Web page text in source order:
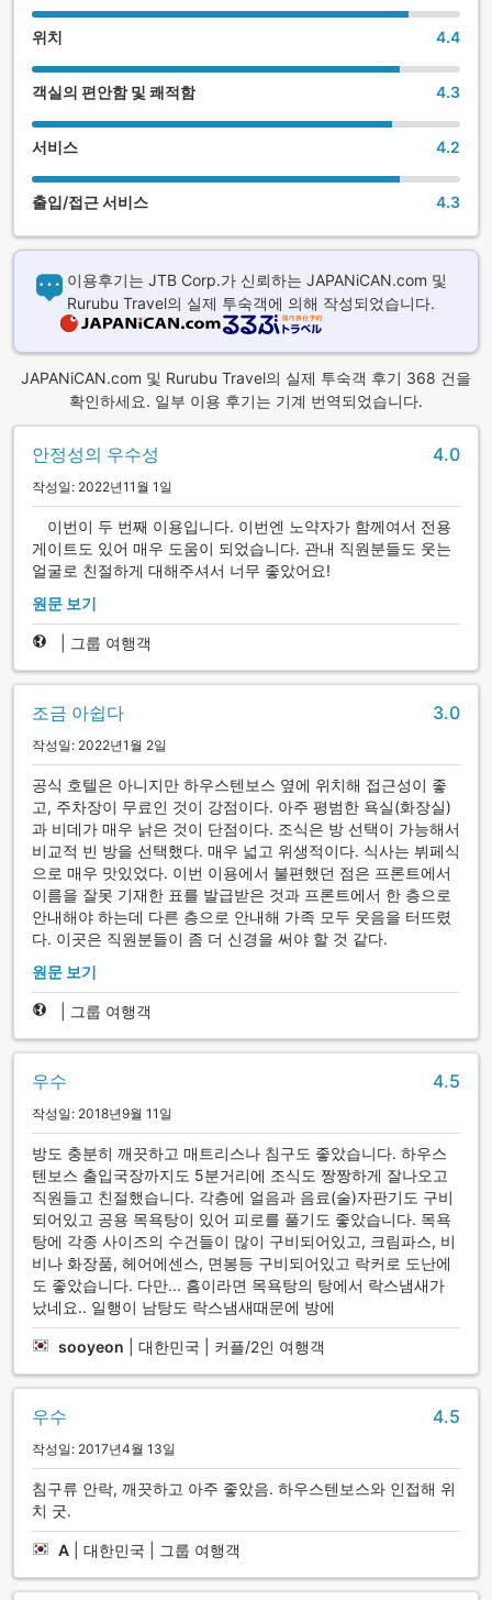
위치 4.4
객실의 편안함 및 쾌적함 4.3
서비스 4.2
출입/접근 서비스 4.3
이용후기는 JTB Corp.가 신뢰하는 JAPANiCAN.com 및
Rurubu Travel의 실제 투숙객에 의해 작성되었습니다.
JAPANiCAN.com 및 Rurubu Travel의 실제 투숙객 후기 368 건을
확인하세요. 일부 이용 후기는 기계 번역되었습니다.
안정성의 우수성 4.0
작성일: 2022년11월 1일
이번이 두 번째 이용입니다. 이번엔 노약자가 함께여서 전용
게이트도 있어 매우 도움이 되었습니다. 관내 직원분들도 웃는
얼굴로 친절하게 대해주셔서 너무 좋았어요!
원문 보기
그룹 여행객
조금 아쉽다 3.0
작성일: 2022년1월 2일
공식 호텔은 아니지만 하우스텐보스 옆에 위치해 접근성이 좋
고, 주차장이 무료인 것이 강점이다. 아주 평범한 욕실(화장실)
과 비데가 매우 낡은 것이 단점이다. 조식은 방 선택이 가능해서
비교적 빈 방을 선택했다. 매우 넓고 위생적이다. 식사는 뷔페식
으로 매우 맛있었다. 이번 이용에서 불편했던 점은 프론트에서
이름을 잘못 기재한 표를 발급받은 것과 프론트에서 한 층으로
안내해야 하는데 다른 층으로 안내해 가족 모두 웃음을 터뜨렸
다. 이곳은 직원분들이 좀 더 신경을 써야 할 것 같다.
원문 보기
그룹 여행객
우수 4.5
작성일: 2018년9월 11일
방도 충분히 깨끗하고 매트리스나 침구도 좋았습니다. 하우스
텐보스 출입국장까지도 5분거리에 조식도 짱짱하게 잘나오고
직원들고 친절했습니다. 각층에 얼음과 음료(술)자판기도 구비
되어있고 공용 목욕탕이 있어 피로를 풀기도 좋았습니다. 목욕
탕에 각종 사이즈의 수건들이 많이 구비되어있고, 크림파스, 비
비나 화장품, 헤어에센스, 면봉등 구비되어있고 락커로 도난에
도 좋았습니다. 다만... 흠이라면 목욕탕의 탕에서 락스냄새가
났네요.. 일행이 남탕도 락스냄새때문에 방에
sooyeon 대한민국 | 커플/2인 여행객
우수 4.5
작성일: 2017년4월 13일
침구류 안락, 깨끗하고 아주 좋았음. 하우스텐보스와 인접해 위
치 굿.
A 대한민국 | 그룹 여행객